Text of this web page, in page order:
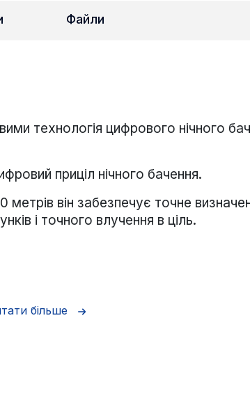
Файли
технологія цифрового нічного
приціл нічного бачення.
він забезпечує точне
і точного влучення в ціль.
більше